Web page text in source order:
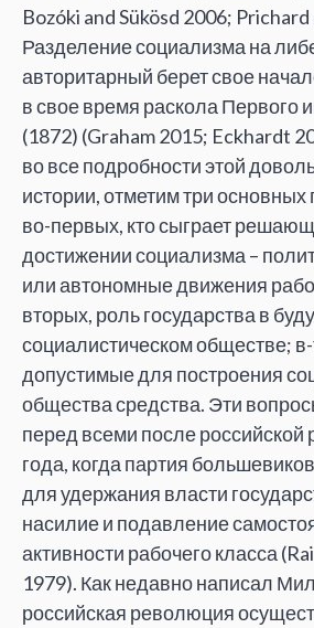
Bozóki and Sükösd 2006;
Разделение социализма на
авторитарный берет свое
в свое время раскола Первого
(1872) (Graham 2015; Eckhardt
во все подробности этой
истории, отметим три
во-первых, кто сыграет
достижении социализма –
или автономные движения
вторых, роль государства в
социалистическом обществе; в-
допустимые для построения
общества средства. Эти
перед всеми после
года, когда партия
для удержания власти
насилие и подавление
активности рабочего класса
1979). Как недавно написал
российская революция